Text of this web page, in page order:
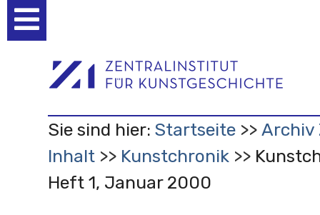
Werkzeuge
Sie sind hier: Startseite
Archiv
Inhalt
Kunstchronik
Heft 1, Januar 2000